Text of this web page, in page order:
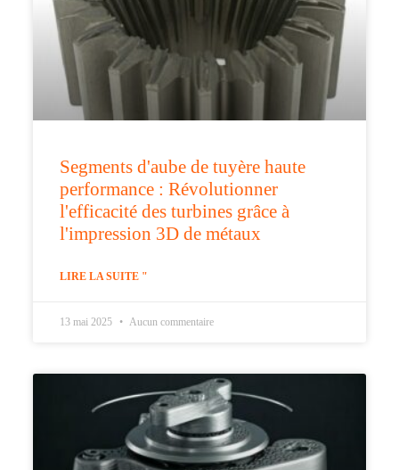
Segments d'aube de tuyère haute
performance : Révolutionner
l'efficacité des turbines grâce à
l'impression 3D de métaux
LIRE LA SUITE "
13 mai 2025 Aucun commentaire